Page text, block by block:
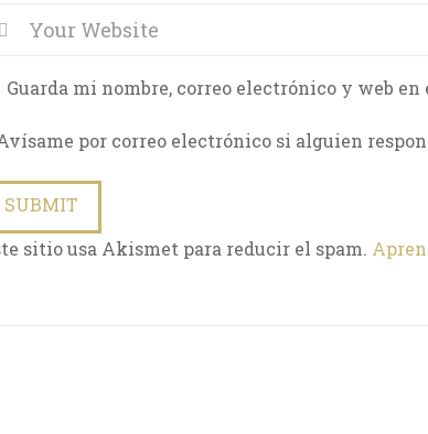
Guarda mi nombre, correo electrónico y web
por correo electrónico si alguien
sitio usa Akismet para reducir el spam.